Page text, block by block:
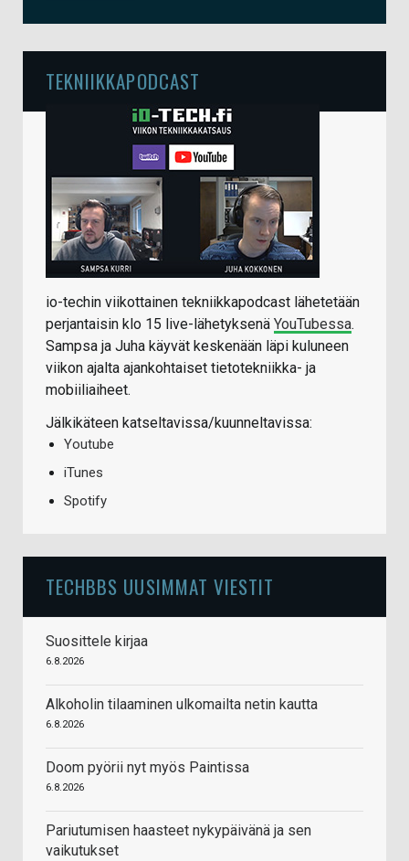
TEKNIIKKAPODCAST
io-techin viikottainen tekniikkapodcast lähetetään
perjantaisin klo 15 live-lähetyksenä YouTubessa.
Sampsa ja Juha käyvät keskenään läpi kuluneen
viikon ajalta ajankohtaiset tietotekniikka- ja
mobiiliaiheet.
Jälkikäteen katseltavissa/kuunneltavissa:
Youtube
iTunes
Spotify
TECHBBS UUSIMMAT VIESTIT
Suosittele kirjaa
6.8.2026
Alkoholin tilaaminen ulkomailta netin kautta
6.8.2026
Doom pyörii nyt myös Paintissa
6.8.2026
Pariutumisen haasteet nykypäivänä ja sen
vaikutukset